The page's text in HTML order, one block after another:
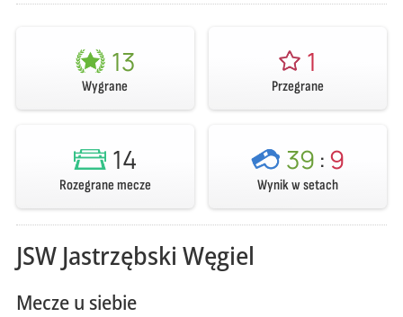
13
Wygrane
1
Przegrane
14
Rozegrane mecze
39 :9
Wynik w setach
JSW Jastrzębski Węgiel
Mecze u siebie